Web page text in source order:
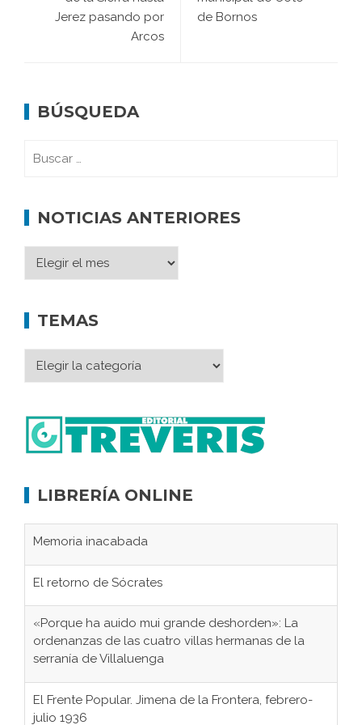
Jerez pasando por
Arcos
de Bornos
BÚSQUEDA
NOTICIAS ANTERIORES
TEMAS
LIBRERÍA ONLINE
Memoria inacabada
El retorno de Sócrates
«Porque ha auido mui grande deshorden»: La
ordenanzas de las cuatro villas hermanas de la
serranía de Villaluenga
El Frente Popular. Jimena de la Frontera, febrero-
julio 1936